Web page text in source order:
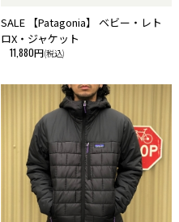
SALE 【Patagonia】 ベビー・レト
ロX・ジャケット
11,880円(税込)